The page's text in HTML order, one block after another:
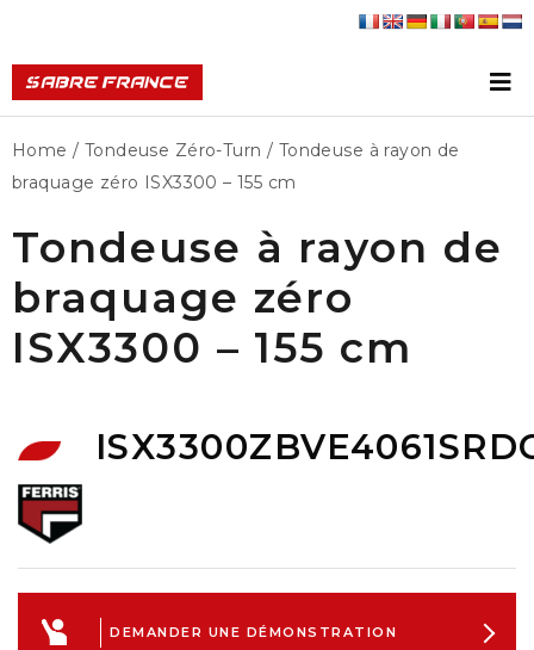
Home / Tondeuse Zéro-Turn / Tondeuse à rayon de
braquage zéro ISX3300 – 155 cm
Tondeuse à rayon de
braquage zéro
ISX3300 – 155 cm
DEMANDER UNE DÉMONSTRATION